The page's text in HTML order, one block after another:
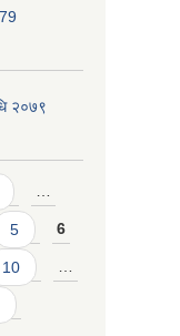
२०७९
…
5 6
10 …